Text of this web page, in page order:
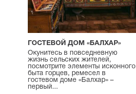
ГОСТЕВОЙ ДОМ «БАЛХАР»
Окунитесь в повседневную
жизнь сельских жителей,
посмотрите элементы исконного
быта горцев, ремесел в
гостевом доме «Балхар» –
первый...